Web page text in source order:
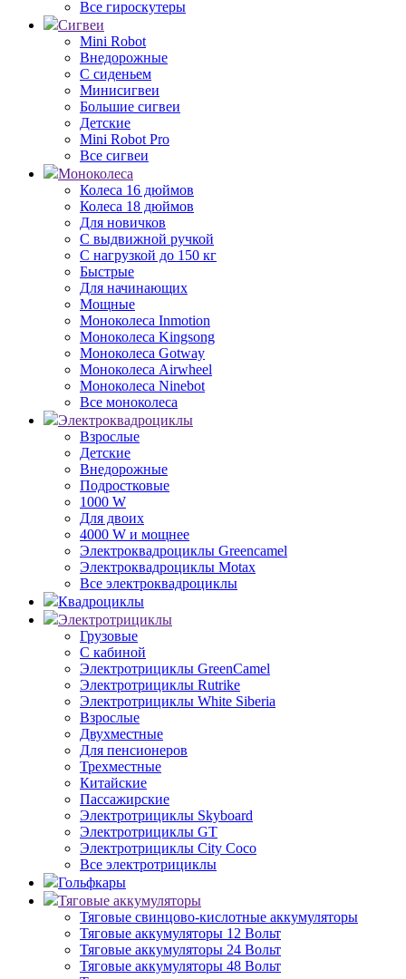
Все гироскутеры
Сигвеи
Mini Robot
Внедорожные
С сиденьем
Минисигвеи
Большие сигвеи
Детские
Mini Robot Pro
Все сигвеи
Моноколеса
Колеса 16 дюймов
Колеса 18 дюймов
Для новичков
С выдвижной ручкой
С нагрузкой до 150 кг
Быстрые
Для начинающих
Мощные
Моноколеса Inmotion
Моноколеса Kingsong
Моноколеса Gotway
Моноколеса Airwheel
Моноколеса Ninebot
Все моноколеса
Электроквадроциклы
Взрослые
Детские
Внедорожные
Подростковые
1000 W
Для двоих
4000 W и мощнее
Электроквадроциклы Greencamel
Электроквадроциклы Motax
Все электроквадроциклы
Квадроциклы
Электротрициклы
Грузовые
С кабиной
Электротрициклы GreenCamel
Электротрициклы Rutrike
Электротрициклы White Siberia
Взрослые
Двухместные
Для пенсионеров
Трехместные
Китайские
Пассажирские
Электротрициклы Skyboard
Электротрициклы GT
Электротрициклы City Coco
Все электротрициклы
Гольфкары
Тяговые аккумуляторы
Тяговые свинцово-кислотные аккумуляторы
Тяговые аккумуляторы 12 Вольт
Тяговые аккумуляторы 24 Вольт
Тяговые аккумуляторы 48 Вольт